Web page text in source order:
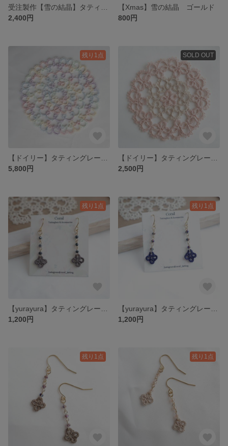
2,400円
【Xmas】雪の結晶 ゴールド
800円
残り1点
5,800円
SOLD OUT
2,500円
残り1点
1,200円
残り1点
1,200円
残り1点 残り1点